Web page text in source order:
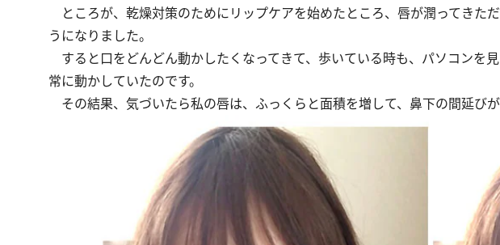
ところが、乾燥対策のためにリップケアを始めたところ、唇が潤ってきた
うになりました。
すると口をどんどん動かしたくなってきて、歩いている時も、パソコンを
常に動かしていたのです。
その結果、気づいたら私の唇は、ふっくらと面積を増して、鼻下の間延びが